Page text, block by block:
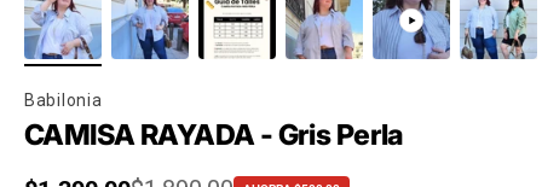
Babilonia
CAMISA RAYADA - Gris Perla